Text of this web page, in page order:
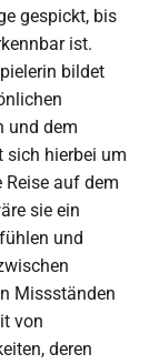
gespickt, bis
ist.
bildet
und dem
sich hierbei um
Reise auf dem
sie ein
und
Missständen
von
deren